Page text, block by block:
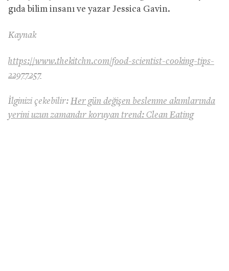
gıda bilim insanı ve yazar Jessica Gavin.
Kaynak
https://www.thekitchn.com/food-scientist-cooking-tips-
22977257
İlginizi çekebilir: Her gün değişen beslenme akımlarında
yerini uzun zamandır koruyan trend: Clean Eating